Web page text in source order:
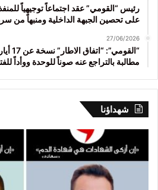
رئيس “القومي” عقد اجتماعاً توجيهياً
على تحصين الجبهة الداخلية ومنبهاً من
27/06/2026
مطالبة بالتراجع عنه صوناً للوحدة ووأداً
شهداؤنا